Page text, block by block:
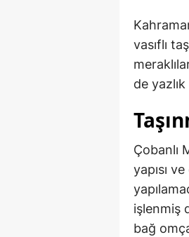
vasıflı
de
Çobanlı
yapısı
işlenmiş
bağ